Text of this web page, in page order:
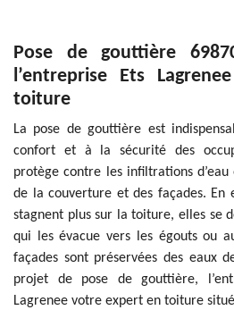
Pose de gouttière
l’entreprise Ets
toiture
La pose de gouttière est
confort et à la sécurité des
protège contre les infiltrations
de la couverture et des façades. En
stagnent plus sur la toiture, elles se
qui les évacue vers les égouts ou
façades sont préservées des eaux
projet de pose de gouttière,
Lagrenee votre expert en toiture